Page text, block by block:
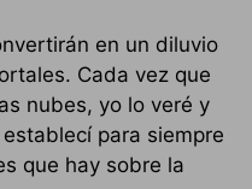
en un diluvio
Cada vez que
nubes, yo lo veré y
para siempre
que hay sobre la